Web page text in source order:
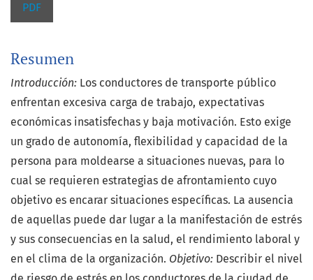
PDF
Resumen
Introducción: Los conductores de transporte público
enfrentan excesiva carga de trabajo, expectativas
económicas insatisfechas y baja motivación. Esto exige
un grado de autonomía, flexibilidad y capacidad de la
persona para moldearse a situaciones nuevas, para lo
cual se requieren estrategias de afrontamiento cuyo
objetivo es encarar situaciones específicas. La ausencia
de aquellas puede dar lugar a la manifestación de estrés
y sus consecuencias en la salud, el rendimiento laboral y
en el clima de la organización. Objetivo: Describir el nivel